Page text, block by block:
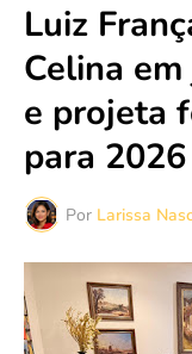
Luiz
Celina
e projeta
para 2026
Por Larissa